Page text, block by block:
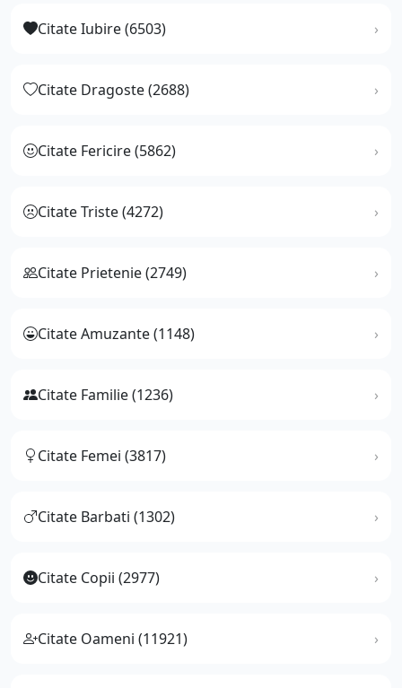
Citate Iubire (6503)
Citate Dragoste (2688)
Citate Fericire (5862)
Citate Triste (4272)
Citate Prietenie (2749)
Citate Amuzante (1148)
Citate Familie (1236)
Citate Femei (3817)
Citate Barbati (1302)
Citate Copii (2977)
Citate Oameni (11921)